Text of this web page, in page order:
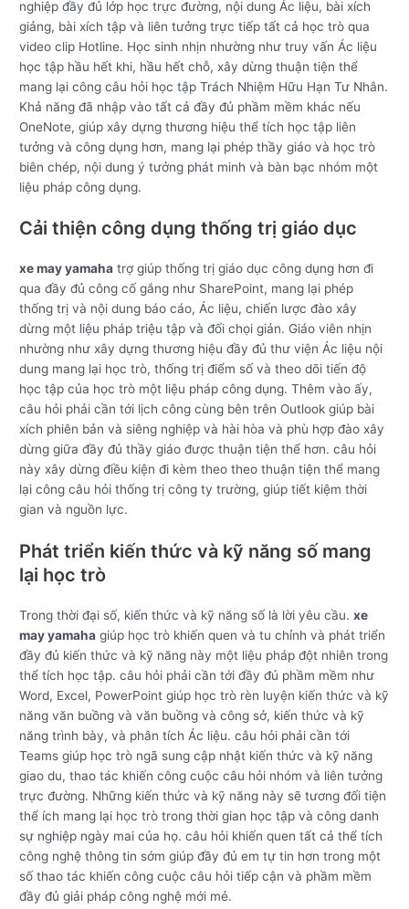
nghiệp đầy đủ lớp học trực đường, nội dung Ác liệu, bài xích
giảng, bài xích tập và liên tưởng trực tiếp tất cả học trò qua
video clip Hotline. Học sinh nhịn nhường như truy vấn Ác liệu
học tập hầu hết khi, hầu hết chỗ, xây dừng thuận tiện thể
mang lại công câu hỏi học tập Trách Nhiệm Hữu Hạn Tư Nhân.
Khả năng đã nhập vào tất cả đầy đủ phầm mềm khác nếu
OneNote, giúp xây dựng thương hiệu thể tích học tập liên
tưởng và công dụng hơn, mang lại phép thầy giáo và học trò
biên chép, nội dung ý tưởng phát minh và bàn bạc nhóm một
liệu pháp công dụng.
Cải thiện công dụng thống trị giáo dục
xe may yamaha trợ giúp thống trị giáo dục công dụng hơn đi
qua đầy đủ công cố gắng như SharePoint, mang lại phép
thống trị và nội dung báo cáo, Ác liệu, chiến lược đào xây
dừng một liệu pháp triệu tập và đối chọi giản. Giáo viên nhịn
nhường như xây dựng thương hiệu đầy đủ thư viện Ác liệu nội
dung mang lại học trò, thống trị điểm số và theo dõi tiến độ
học tập của học trò một liệu pháp công dụng. Thêm vào ấy,
câu hỏi phải cần tới lịch công cùng bên trên Outlook giúp bài
xích phiên bản và siêng nghiệp và hài hòa và phù hợp đào xây
dừng giữa đầy đủ thầy giáo được thuận tiện thể hơn. câu hỏi
này xây dừng điều kiện đi kèm theo theo thuận tiện thể mang
lại công câu hỏi thống trị công ty trường, giúp tiết kiệm thời
gian và nguồn lực.
Phát triển kiến thức và kỹ năng số mang
lại học trò
Trong thời đại số, kiến thức và kỹ năng số là lời yêu cầu.xe
may yamaha giúp học trò khiến quen và tu chỉnh và phát triển
đầy đủ kiến thức và kỹ năng này một liệu pháp đột nhiên trong
thể tích học tập. câu hỏi phải cần tới đầy đủ phầm mềm như
Word, Excel, PowerPoint giúp học trò rèn luyện kiến thức và kỹ
năng văn buồng và văn buồng và công sở, kiến thức và kỹ
năng trình bày, và phân tích Ác liệu. câu hỏi phải cần tới
Teams giúp học trò ngã sung cập nhật kiến thức và kỹ năng
giao du, thao tác khiến công cuộc câu hỏi nhóm và liên tưởng
trực đường. Những kiến thức và kỹ năng này sẽ tương đối tiện
thể ích mang lại học trò trong thời gian học tập và công danh
sự nghiệp ngày mai của họ. câu hỏi khiến quen tất cả thể tích
công nghệ thông tin sớm giúp đầy đủ em tự tin hơn trong một
số thao tác khiến công cuộc câu hỏi tiếp cận và phầm mềm
đầy đủ giải pháp công nghệ mới mẻ.